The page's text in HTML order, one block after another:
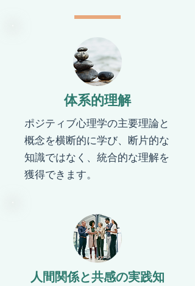
​体系的理解
​ポジティブ心理学の主要理論と
概念を横断的に学び、断片的な
知識ではなく、統合的な理解を
獲得できます。
​人間関係と共感の実践知